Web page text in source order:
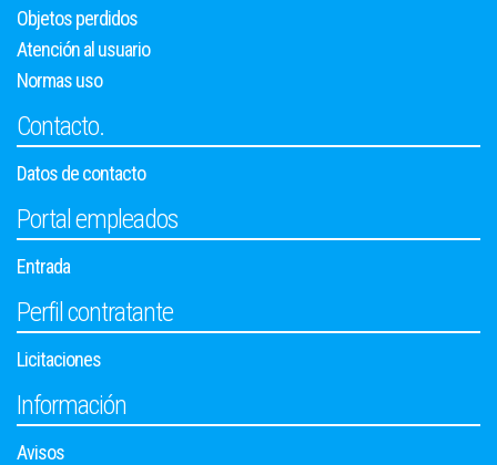
Objetos perdidos
Atención al usuario
Normas uso
Contacto.
Datos de contacto
Portal empleados
Entrada
Perfil contratante
Licitaciones
Información
Avisos